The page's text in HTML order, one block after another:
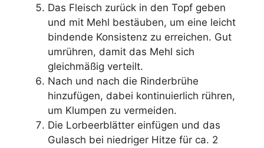
Das Fleisch zurück in den Topf geben
und mit Mehl bestäuben, um eine leicht
bindende Konsistenz zu erreichen. Gut
umrühren, damit das Mehl sich
gleichmäßig verteilt.
Nach und nach die Rinderbrühe
hinzufügen, dabei kontinuierlich rühren,
um Klumpen zu vermeiden.
Die Lorbeerblätter einfügen und das
Gulasch bei niedriger Hitze für ca. 2